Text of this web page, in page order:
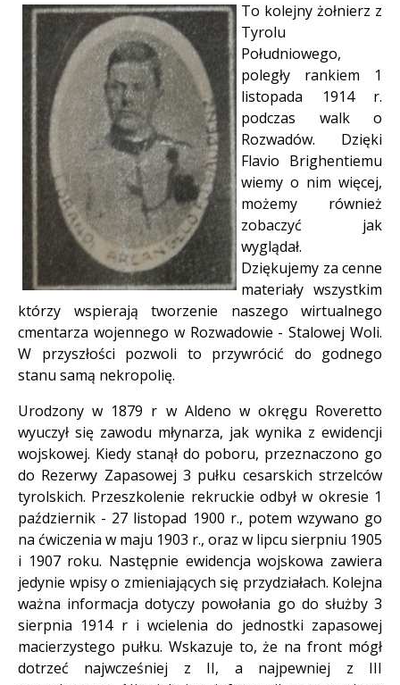
To kolejny żołnierz z
Tyrolu
Południowego,
poległy rankiem 1
listopada 1914 r.
podczas walk o
Rozwadów. Dzięki
Flavio Brighentiemu
wiemy o nim więcej,
możemy również
zobaczyć jak
wyglądał.
Dziękujemy za cenne
materiały wszystkim
którzy wspierają tworzenie naszego wirtualnego
cmentarza wojennego w Rozwadowie - Stalowej Woli.
W przyszłości pozwoli to przywrócić do godnego
stanu samą nekropolię.
Urodzony w 1879 r w Aldeno w okręgu Roveretto
wyuczył się zawodu młynarza, jak wynika z ewidencji
wojskowej. Kiedy stanął do poboru, przeznaczono go
do Rezerwy Zapasowej 3 pułku cesarskich strzelców
tyrolskich. Przeszkolenie rekruckie odbył w okresie 1
październik - 27 listopad 1900 r., potem wzywano go
na ćwiczenia w maju 1903 r., oraz w lipcu sierpniu 1905
i 1907 roku. Następnie ewidencja wojskowa zawiera
jedynie wpisy o zmieniających się przydziałach. Kolejna
ważna informacja dotyczy powołania go do służby 3
sierpnia 1914 r i wcielenia do jednostki zapasowej
macierzystego pułku. Wskazuje to, że na front mógł
dotrzeć najwcześniej z II, a najpewniej z III